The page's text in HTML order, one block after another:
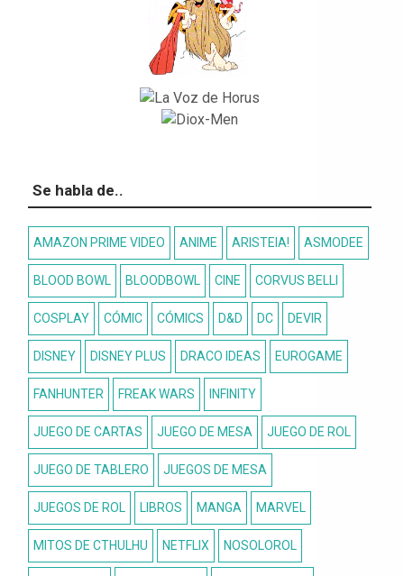
Se habla de..
AMAZON PRIME VIDEO ANIME ARISTEIA! ASMODEE
BLOOD BOWL BLOODBOWL CINE CORVUS BELLI
COSPLAY CÓMIC CÓMICS D&D DC DEVIR
DISNEY DISNEY PLUS DRACO IDEAS EUROGAME
FANHUNTER FREAK WARS INFINITY
JUEGO DE CARTAS JUEGO DE MESA JUEGO DE ROL
JUEGO DE TABLERO JUEGOS DE MESA
JUEGOS DE ROL LIBROS MANGA MARVEL
MITOS DE CTHULHU NETFLIX NOSOLOROL